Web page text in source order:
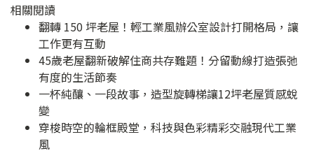
相關閱讀
翻轉 150 坪老屋！輕工業風辦公室設計打開格局，讓
工作更有互動
45歲老屋翻新破解住商共存難題！分留動線打造張弛
有度的生活節奏
一杯純釀、一段故事，造型旋轉梯讓12坪老屋質感蛻
變
穿梭時空的輪框殿堂，科技與色彩精彩交融現代工業
風